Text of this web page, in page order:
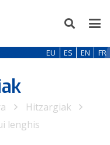
EU ES EN FR
Hitzargiak
lenghis